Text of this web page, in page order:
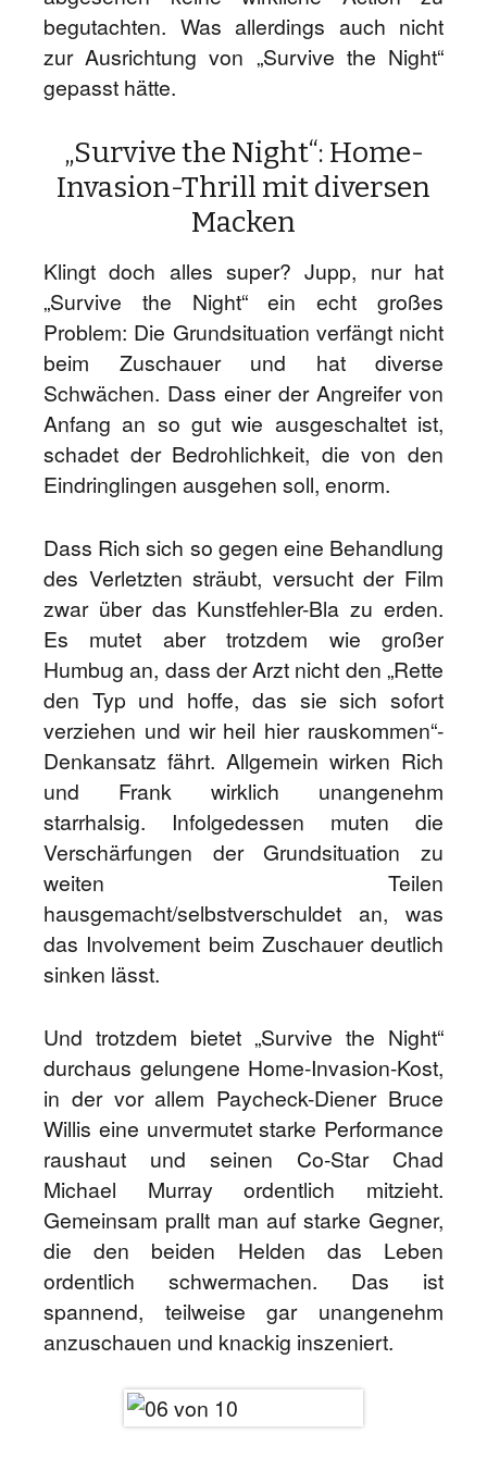
begutachten. Was allerdings auch nicht
zur Ausrichtung von „Survive the Night“
gepasst hätte.
„Survive the Night“: Home-
Invasion-Thrill mit diversen
Macken
Klingt doch alles super? Jupp, nur hat
„Survive the Night“ ein echt großes
Problem: Die Grundsituation verfängt nicht
beim Zuschauer und hat diverse
Schwächen. Dass einer der Angreifer von
Anfang an so gut wie ausgeschaltet ist,
schadet der Bedrohlichkeit, die von den
Eindringlingen ausgehen soll, enorm.
Dass Rich sich so gegen eine Behandlung
des Verletzten sträubt, versucht der Film
zwar über das Kunstfehler-Bla zu erden.
Es mutet aber trotzdem wie großer
Humbug an, dass der Arzt nicht den „Rette
den Typ und hoffe, das sie sich sofort
verziehen und wir heil hier rauskommen“-
Denkansatz fährt. Allgemein wirken Rich
und Frank wirklich unangenehm
starrhalsig. Infolgedessen muten die
Verschärfungen der Grundsituation zu
weiten Teilen
hausgemacht/selbstverschuldet an, was
das Involvement beim Zuschauer deutlich
sinken lässt.
Und trotzdem bietet „Survive the Night“
durchaus gelungene Home-Invasion-Kost,
in der vor allem Paycheck-Diener Bruce
Willis eine unvermutet starke Performance
raushaut und seinen Co-Star Chad
Michael Murray ordentlich mitzieht.
Gemeinsam prallt man auf starke Gegner,
die den beiden Helden das Leben
ordentlich schwermachen. Das ist
spannend, teilweise gar unangenehm
anzuschauen und knackig inszeniert.